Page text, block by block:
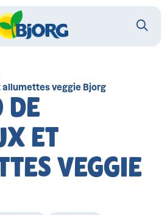
allumettes veggie Bjorg
DE
ET
VEGGIE